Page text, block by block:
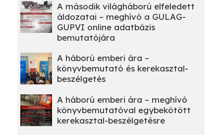
A második világháború elfeledett
áldozatai – meghívó a GULAG-
GUPVI online adatbázis
bemutatójára
A háború emberi ára –
könyvbemutató és kerekasztal-
beszélgetés
A háború emberi ára – meghívó
könyvbemutatóval egybekötött
kerekasztal-beszélgetésre